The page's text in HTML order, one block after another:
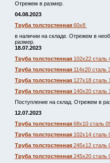
Отрежем в размер.
04.08.2023
Труба толстостенная 60х8
в наличии на складе. Отрежем в
размер.
18.07.2023
Труба толстостенная 102х22 сталь
Труба толстостенная 114х20 сталь
Труба толстостенная 127х18 сталь
Труба толстостенная 140х20 сталь
Поступление на склад. Отрежем в
12.07.2023
Труба толстостенная 68х10 сталь
Труба толстостенная 102х14 сталь
Труба толстостенная 245х12 сталь
Труба толстостенная 245х20 сталь